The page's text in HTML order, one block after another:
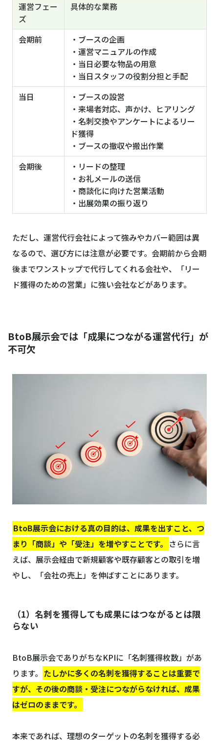
運営フェー
ズ
具体的な業務
会期前
・ブースの企画
・運営マニュアルの作成
・当日必要な物品の用意
・当日スタッフの役割分担と手配
当日
・ブースの設営
・来場者対応、声かけ、ヒアリング
・名刺交換やアンケートによるリー
ド獲得
・ブースの撤収や搬出作業
会期後
・リードの整理
・お礼メールの送信
・商談化に向けた営業活動
・出展効果の振り返り
ただし、運営代行会社によって強みやカバー範囲は異
なるので、選び方には注意が必要です。会期前から会期
後までワンストップで代行してくれる会社や、「リー
ド獲得のための営業」に強い会社などがあります。
BtoB展示会では「成果につながる運営代行」が
不可欠
BtoB展示会における真の目的は、成果を出すこと、つ
まり「商談」や「受注」を増やすことです。 さらに言
えば、展示会経由で新規顧客や既存顧客との取引を増
やし、「会社の売上」を伸ばすことにあります。
（1）名刺を獲得しても成果にはつながるとは限
らない
BtoB展示会でありがちなKPIに「名刺獲得枚数」があ
ります。 たしかに多くの名刺を獲得することは重要で
すが、その後の商談・受注につながらなければ、成果
はゼロのままです。
本来であれば、理想のターゲットの名刺を獲得する必